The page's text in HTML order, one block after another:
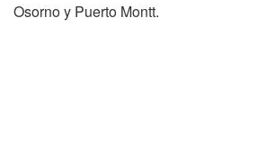
Osorno y Puerto Montt.